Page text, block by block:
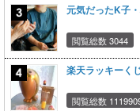
元気だったK子
閲覧総数 3044
楽天ラッキーく
閲覧総数